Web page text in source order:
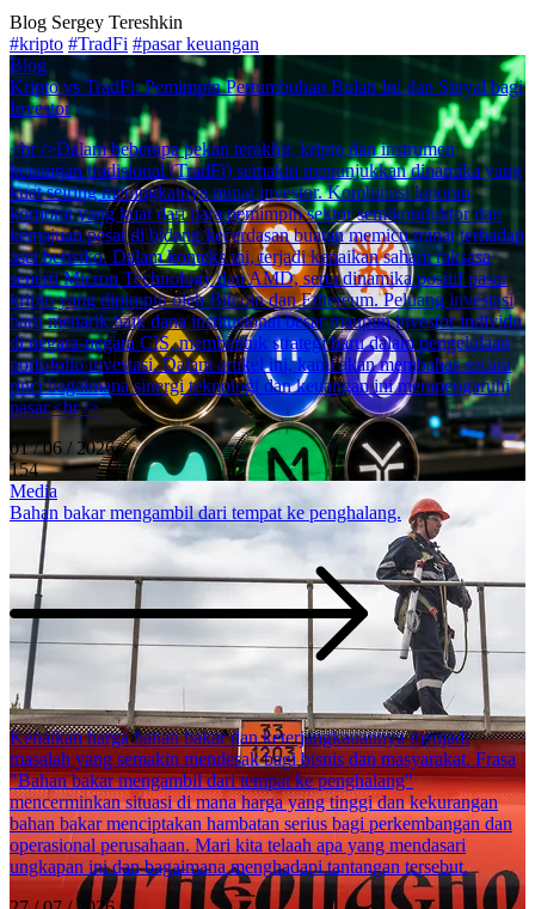
Blog Sergey Tereshkin
#kripto #TradFi #pasar keuangan
Blog
Kripto vs TradFi: Pemimpin Pertumbuhan Bulan Ini dan Sinyal bagi
Investor
<br />Dalam beberapa pekan terakhir, kripto dan instrumen
keuangan tradisional (TradFi) semakin menunjukkan dinamika yang
kuat seiring meningkatnya minat investor. Kombinasi laporan
korporat yang kuat dari para pemimpin sektor semikonduktor dan
kemajuan pesat di bidang kecerdasan buatan memicu minat terhadap
aset berisiko. Dalam konteks ini, terjadi kenaikan saham raksasa
seperti Micron Technology dan AMD, serta dinamika positif pasar
kripto yang dipimpin oleh Bitcoin dan Ethereum. Peluang investasi
baru menarik baik dana institusional besar maupun investor individu
di negara-negara CIS, membentuk strategi baru dalam pengelolaan
portofolio investasi. Dalam artikel ini, kami akan membahas secara
rinci bagaimana sinergi teknologi dan keuangan ini mempengaruhi
pasar.<br />
01 / 06 / 2026
154
Media
Bahan bakar mengambil dari tempat ke penghalang.
Kenaikan harga bahan bakar dan keterjangkauannya menjadi
masalah yang semakin mendesak bagi bisnis dan masyarakat. Frasa
"Bahan bakar mengambil dari tempat ke penghalang"
mencerminkan situasi di mana harga yang tinggi dan kekurangan
bahan bakar menciptakan hambatan serius bagi perkembangan dan
operasional perusahaan. Mari kita telaah apa yang mendasari
ungkapan ini dan bagaimana menghadapi tantangan tersebut.